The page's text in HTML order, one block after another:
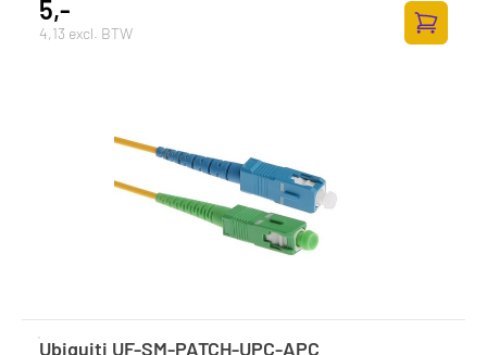
5,-
4,13 excl. BTW
Ubiquiti UF-SM-PATCH-UPC-APC